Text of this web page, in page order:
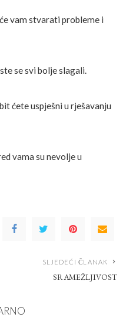
vam stvarati probleme i
se svi bolje slagali.
ćete uspješni u rješavanju
vama su nevolje u
SLJEDEĆI ČLANAK
SRAMEŽLJIVOST